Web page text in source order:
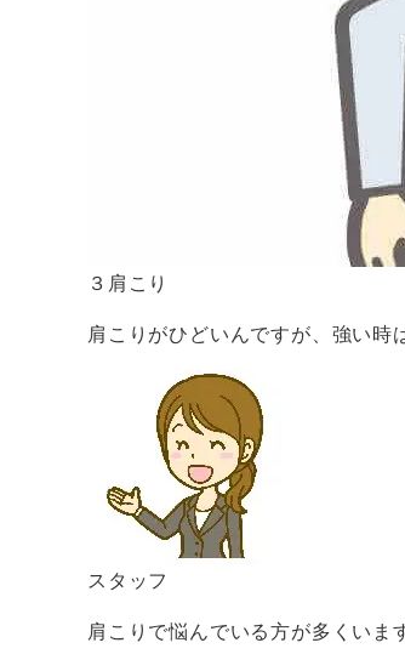
３肩こり
肩こりがひどいんですが、強い時
スタッフ
肩こりで悩んでいる方が多くいま